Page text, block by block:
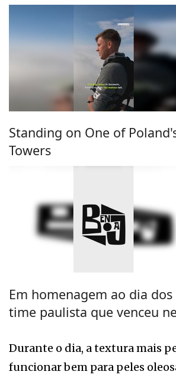
Standing on One of
Towers
Em homenagem ao dia
time paulista que venceu
Durante o dia, a textura mais
funcionar bem para peles